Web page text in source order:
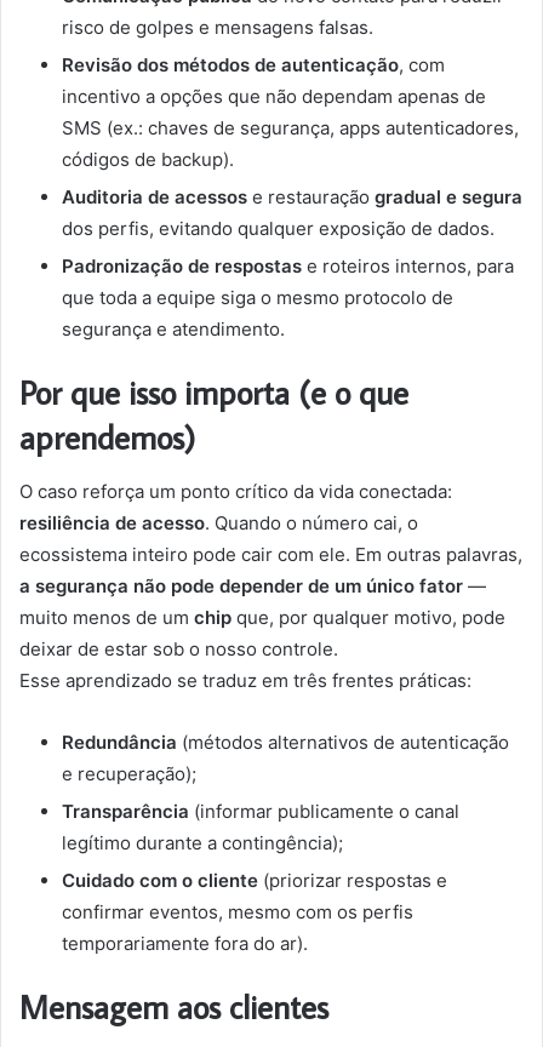
risco de golpes e mensagens falsas.
Revisão dos métodos de autenticação, com
incentivo a opções que não dependam apenas de
SMS (ex.: chaves de segurança, apps autenticadores,
códigos de backup).
Auditoria de acessos e restauração gradual e segura
dos perfis, evitando qualquer exposição de dados.
Padronização de respostas e roteiros internos, para
que toda a equipe siga o mesmo protocolo de
segurança e atendimento.
Por que isso importa (e o que
aprendemos)
O caso reforça um ponto crítico da vida conectada:
resiliência de acesso. Quando o número cai, o
ecossistema inteiro pode cair com ele. Em outras palavras,
a segurança não pode depender de um único fator —
muito menos de um chip que, por qualquer motivo, pode
deixar de estar sob o nosso controle.
Esse aprendizado se traduz em três frentes práticas:
Redundância (métodos alternativos de autenticação
e recuperação);
Transparência (informar publicamente o canal
legítimo durante a contingência);
Cuidado com o cliente (priorizar respostas e
confirmar eventos, mesmo com os perfis
temporariamente fora do ar).
Mensagem aos clientes